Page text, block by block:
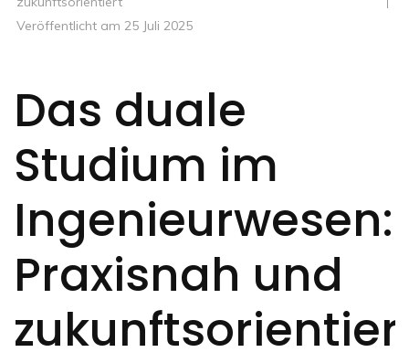
Veröffentlicht am 25 Juli 2025
Das duale
Studium im
Ingenieurwesen:
Praxisnah und